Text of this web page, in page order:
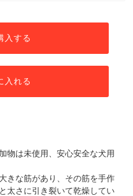
入する
入れる
物は未使用、安心安全な犬用
きな筋があり、その筋を手作
太さに引き裂いて乾燥してい